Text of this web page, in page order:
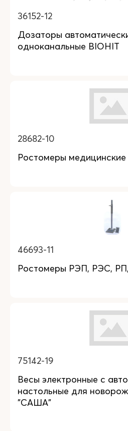
36152-12
Дозаторы
одноканальные BIOHIT
28682-10
Ростомеры
46693-11
Ростомеры РЭП, РЭС,
75142-19
Весы электронные с
настольные для
"САША"